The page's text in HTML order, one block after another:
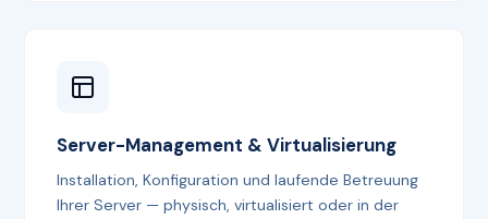
Server-Management & Virtualisierung
Installation, Konfiguration und laufende Betreuung
Ihrer Server — physisch, virtualisiert oder in der